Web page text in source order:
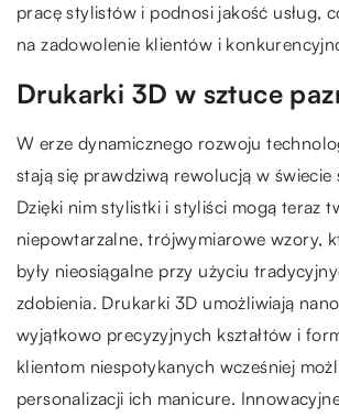
pracę stylistów i podnosi jakość usług,
na zadowolenie klientów i
Drukarki 3D w sztuce
W erze dynamicznego rozwoju
stają się prawdziwą rewolucją w świecie
Dzięki nim stylistki i styliści mogą teraz
niepowtarzalne, trójwymiarowe wzory,
były nieosiągalne przy użyciu
zdobienia. Drukarki 3D umożliwiają
wyjątkowo precyzyjnych kształtów i
klientom niespotykanych wcześniej
personalizacji ich manicure.